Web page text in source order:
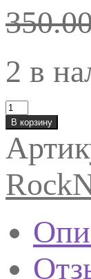
2 в
Количество
товара
Гель-
лак
RockNail
Sorry
For
В корзину